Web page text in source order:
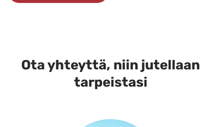
tehdä
valinnat
tuotteen
Ota yhteyttä, niin jutellaan
tarpeistasi